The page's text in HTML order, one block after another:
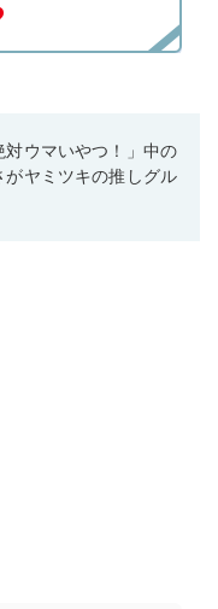
対ウマいやつ！」中の
がヤミツキの推しグル